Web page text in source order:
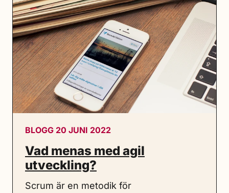
BLOGG 20 JUNI 2022
Vad menas med agil
utveckling?
Scrum är en metodik för